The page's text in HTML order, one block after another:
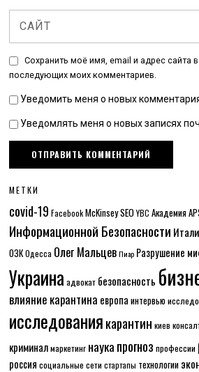
Сохранить моё имя, email и адрес сайта
последующих моих комментариев.
Уведомить меня о новых
Уведомлять меня о новых записях
МЕТКИ
covid-19 Facebook McKinseySEO YBC Академия
Информационной Безопасности
ОЗК Одесса Олег Мальцев Пиар Разрушение
Украина адвокат безопасность
влияние карантина европа интервью
исследованиякарантин киев
криминалмаркетинг наукапрогноз профессии
россия социальные сети стартапы технологии